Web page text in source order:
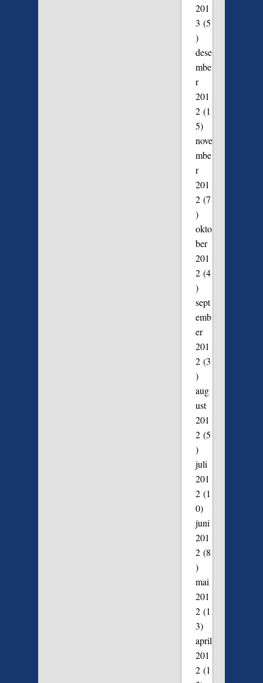
201
3 (5
)
dese
mbe
r
201
2(1
5)
nove
mbe
r
201
2(7
)
okto
ber
201
2(4
)
sept
emb
er
201
2(3
)
aug
ust
201
2(5
)
juli
201
2(1
0)
juni
201
2(8
)
mai
201
2(1
3)
april
201
2(1